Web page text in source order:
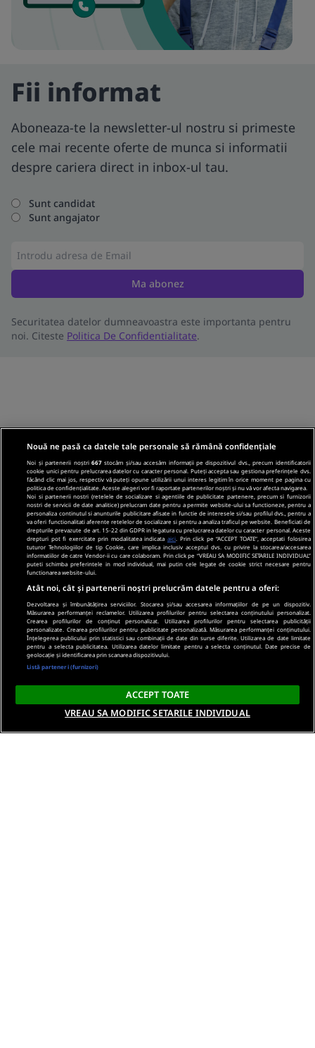
Fii informat
Aboneaza-te la newsletter-ul nostru si primeste
cele mai recente oferte de munca si informatii
despre cariera direct in inbox-ul tau.
Sunt candidat
Sunt angajator
Ma abonez
Securitatea datelor dumneavoastra este importanta pentru
noi. Citeste Politica De Confidentialitate.
Nouă ne pasă ca datele tale personale să rămână confidențiale
Noi și partenerii noștri667 stocăm și/sau accesăm informații pe dispozitivul dvs., precum identificatorii
cookie unici pentru prelucrarea datelor cu caracter personal. Puteți accepta sau gestiona preferințele dvs.
făcând clic mai jos, respectiv vă puteți opune utilizării unui interes legitim în orice moment pe pagina cu
politica de confidențialitate. Aceste alegeri vor fi raportate partenerilor noștri și nu vă vor afecta navigarea.
Noi si partenerii nostri (retelele de socializare si agentiile de publicitate partenere, precum si furnizorii
nostri de servicii de date analitice) prelucram date pentru a permite website-ului sa functioneze, pentru a
personaliza continutul si anunturile publicitare afisate in functie de interesele si/sau profilul dvs., pentru a
va oferi functionalitati aferente retelelor de socializare si pentru a analiza traficul pe website. Beneficiati de
drepturile prevazute de art. 15-22 din GDPR in legatura cu prelucrarea datelor cu caracter personal. Aceste
drepturi pot fi exercitate prin modalitatea indicata aici . Prin click pe “ACCEPT TOATE”, acceptati folosirea
tuturor Tehnologiilor de tip Cookie, care implica inclusiv acceptul dvs. cu privire la stocarea/accesarea
informatiilor de catre Vendor-ii cu care colaboram. Prin click pe “VREAU SA MODIFIC SETARILE INDIVIDUAL”
puteti schimba preferintele in mod individual, mai putin cele legate de cookie strict necesare pentru
functionarea website-ului.
Atât noi, cât și partenerii noștri prelucrăm datele pentru a oferi:
Dezvoltarea și îmbunătățirea serviciilor. Stocarea și/sau accesarea informațiilor de pe un dispozitiv.
Măsurarea performanței reclamelor. Utilizarea profilurilor pentru selectarea conținutului personalizat.
Crearea profilurilor de conținut personalizat. Utilizarea profilurilor pentru selectarea publicității
personalizate. Crearea profilurilor pentru publicitate personalizată. Măsurarea performanței conținutului.
Înțelegerea publicului prin statistici sau combinații de date din surse diferite. Utilizarea de date limitate
pentru a selecta publicitatea. Utilizarea datelor limitate pentru a selecta conținutul. Date precise de
geolocație și identificarea prin scanarea dispozitivului.
Listă parteneri (furnizori)
ACCEPT TOATE
VREAU SA MODIFIC SETARILE INDIVIDUAL